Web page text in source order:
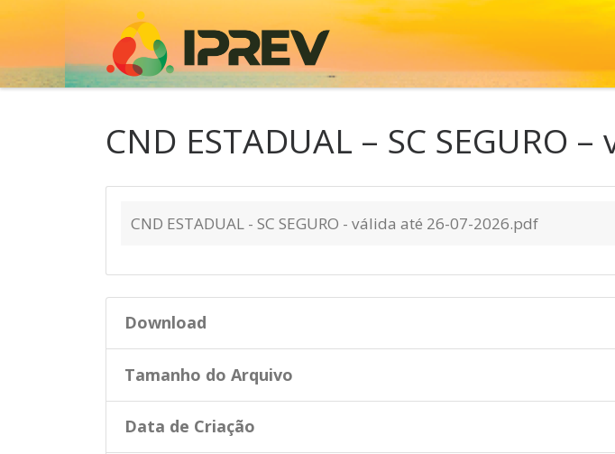
Skip to content
CND ESTADUAL – SC SEGURO
CND ESTADUAL - SC SEGURO - válida até 26-07-2026.pdf
Download
Tamanho do Arquivo
Data de Criação